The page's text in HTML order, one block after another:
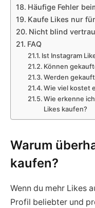
Häufige Fehler
Kaufe Likes nur
Nicht blind
FAQ
Ist Instagram
Können
Werden
Wie viel kostet
Wie erkenne
Likes kaufen?
Warum
kaufen?
Wenn du mehr Likes
Profil beliebter und